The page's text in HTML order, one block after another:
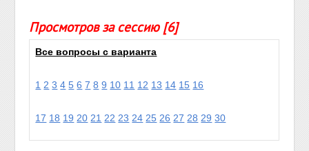
Просмотров за сессию [6]
Все вопросы с варианта
1 2 3 4 5 6 7 8 9 10 11 12 13 14 15 16
17 18 19 20 21 22 23 24 25 26 27 28 29 30